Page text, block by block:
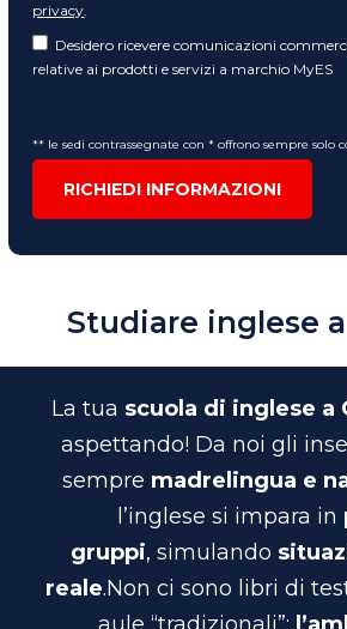
privacy.
Desidero ricevere comunicazioni
relative ai prodotti e servizi a marchio MyES
** le sedi contrassegnate con * offrono sempre solo
RICHIEDI INFORMAZIONI
Studiare inglese
La tua scuola di inglese a
aspettando! Da noi gli
sempre madrelingua e
l’inglese si impara in
gruppi, simulando
reale.Non ci sono libri di